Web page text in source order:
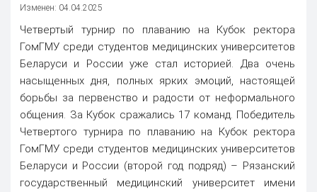
Изменен: 04.04.2025
Четвертый турнир по плаванию на Кубок ректора
ГомГМУ среди студентов медицинских университетов
Беларуси и России уже стал историей. Два очень
насыщенных дня, полных ярких эмоций, настоящей
борьбы за первенство и радости от неформального
общения. За Кубок сражались 17 команд. Победитель
Четвертого турнира по плаванию на Кубок ректора
ГомГМУ среди студентов медицинских университетов
Беларуси и России (второй год подряд) – Рязанский
государственный медицинский университет имени